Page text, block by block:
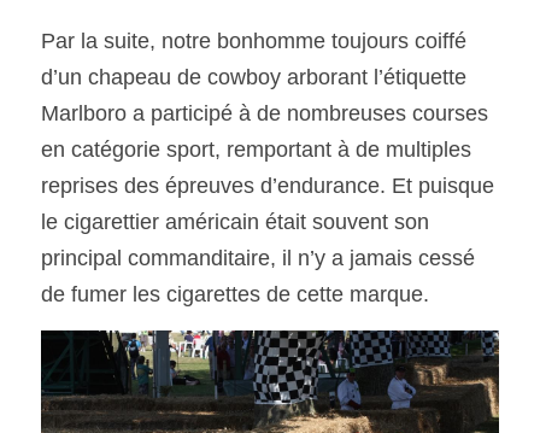
Par la suite, notre bonhomme toujours coiffé
d’un chapeau de cowboy arborant l’étiquette
Marlboro a participé à de nombreuses courses
en catégorie sport, remportant à de multiples
reprises des épreuves d’endurance. Et puisque
le cigarettier américain était souvent son
principal commanditaire, il n’y a jamais cessé
de fumer les cigarettes de cette marque.